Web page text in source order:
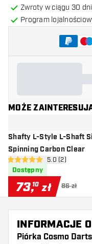
Zwroty w ciągu 30 dni
Program
MOŻE
Shafty L-Style L-Shaft
Spinning Carbon Clear
otwórz panel
5 gwiazdki oceny5.0 (2)
Dostępny
73,10 zł 86 zł
INFORMACJE
Piórka Cosmo